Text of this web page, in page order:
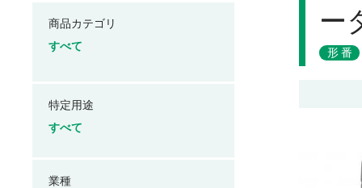
ー
形番
商品カテゴリ
すべて
特定用途
すべて
業種